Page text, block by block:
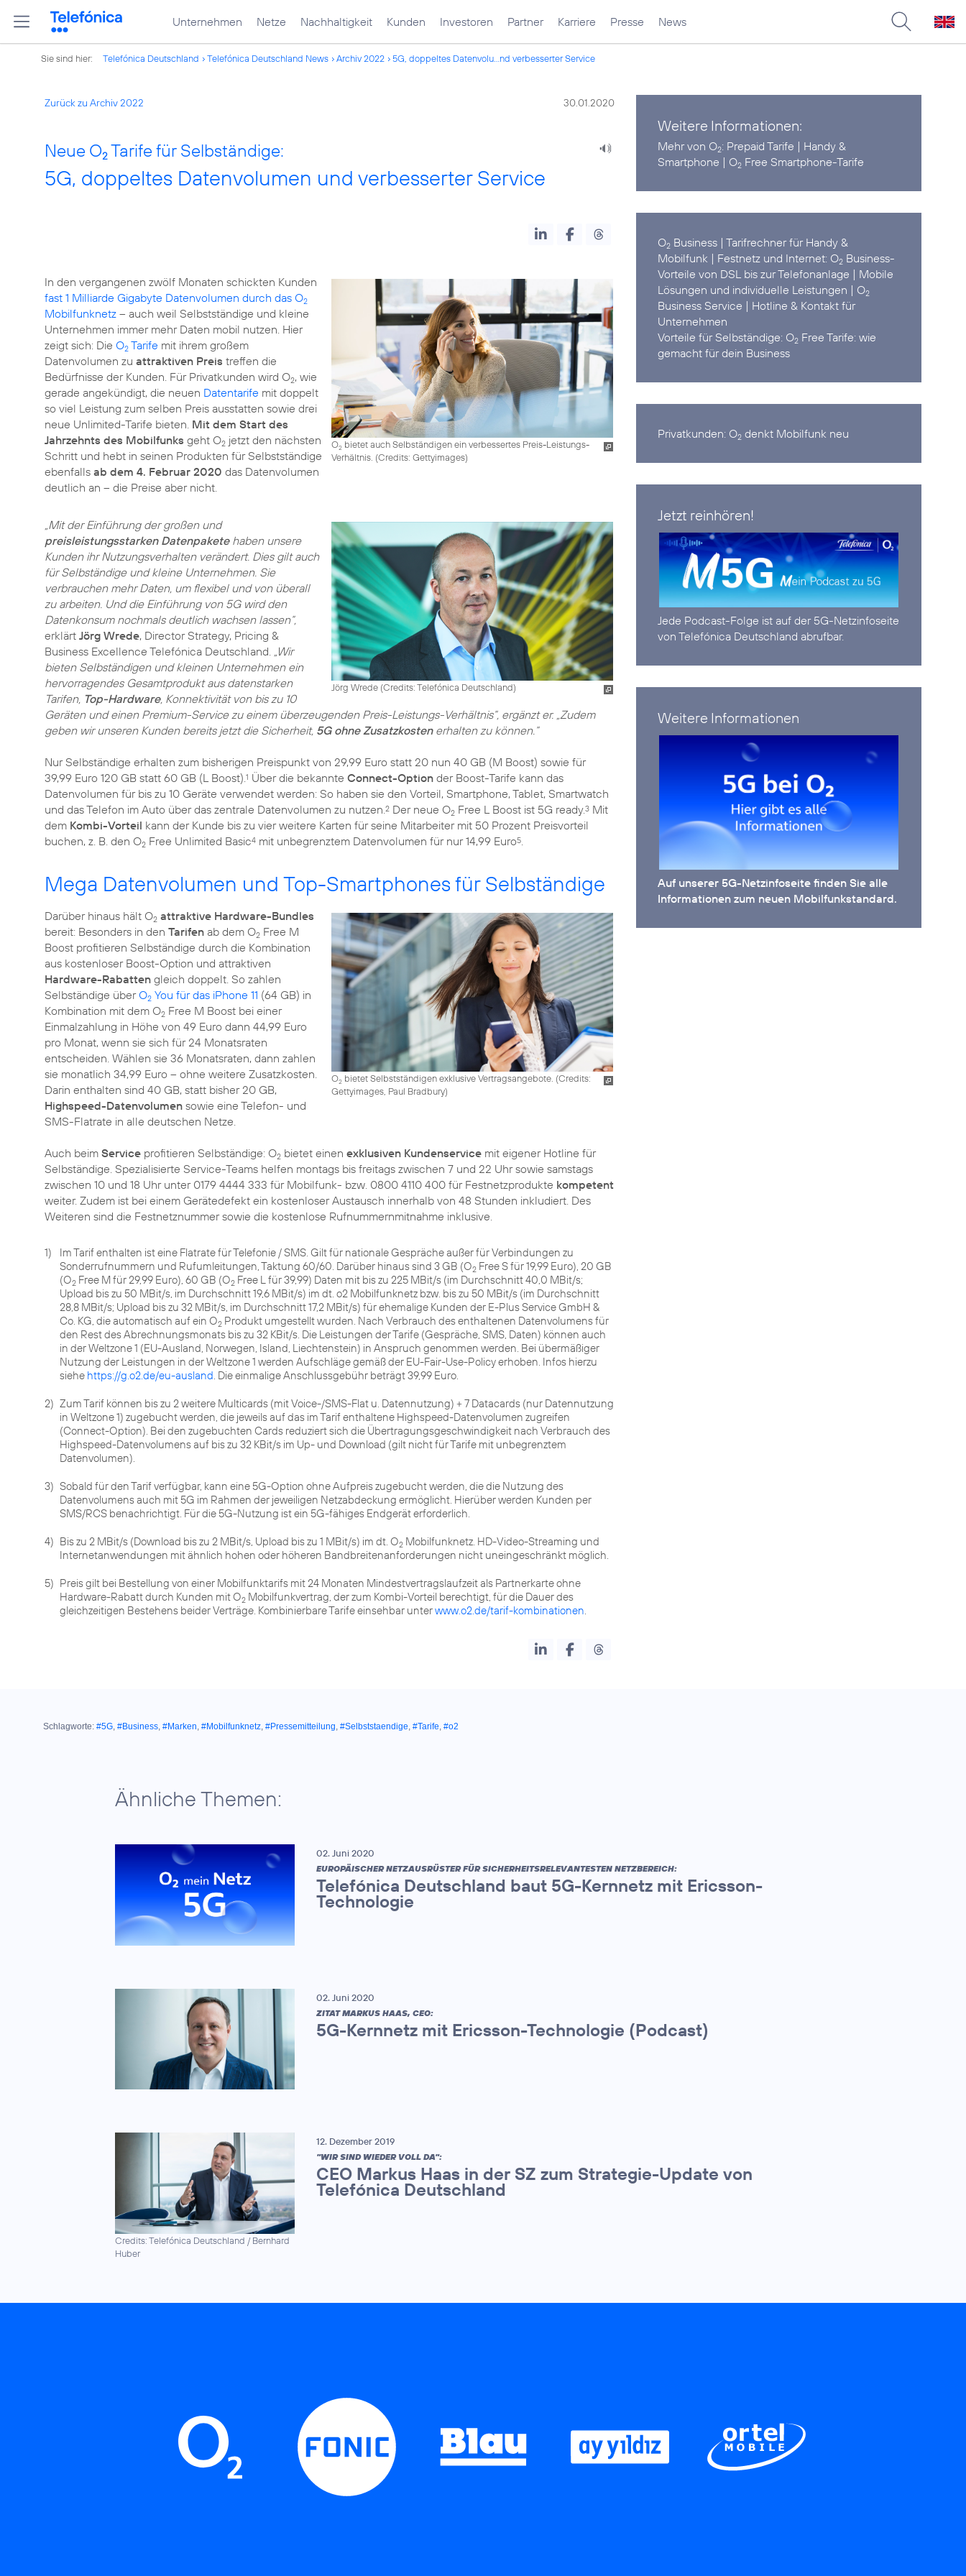
Unternehmen Netze Nachhaltigkeit Kunden Investoren Partner Karriere Presse News
Sie sind hier: Telefónica Deutschland Telefónica Deutschland News Archiv 2022 5G, doppeltes Datenvolu...nd verbesserter Service
Zurück zu Archiv 2022 30.01.2020
Neue O2 Tarife für Selbständige:
5G, doppeltes Datenvolumen und verbesserter Service
O2bietet auch Selbständigen ein verbessertes Preis-Leistungs-
Verhältnis. (Credits: Gettyimages)
In den vergangenen zwölf Monaten schickten Kunden
fast 1 Milliarde Gigabyte Datenvolumen durch das O2
Mobilfunknetz – auch weil Selbstständige und kleine
Unternehmen immer mehr Daten mobil nutzen. Hier
zeigt sich: Die O2 Tarife mit ihrem großem
Datenvolumen zu attraktiven Preis treffen die
Bedürfnisse der Kunden. Für Privatkunden wird O2, wie
gerade angekündigt, die neuen Datentarife mit doppelt
so viel Leistung zum selben Preis ausstatten sowie drei
neue Unlimited-Tarife bieten. Mit dem Start des
Jahrzehnts des Mobilfunks geht O2 jetzt den nächsten
Schritt und hebt in seinen Produkten für Selbstständige
ebenfalls ab dem 4. Februar 2020 das Datenvolumen
deutlich an – die Preise aber nicht.
Jörg Wrede (Credits: Telefónica Deutschland)
„Mit der Einführung der großen und
preisleistungsstarken Datenpaketehaben unsere
Kunden ihr Nutzungsverhalten verändert. Dies gilt auch
für Selbständige und kleine Unternehmen. Sie
verbrauchen mehr Daten, um flexibel und von überall
zu arbeiten. Und die Einführung von 5Gwird den
Datenkonsum nochmals deutlich wachsen lassen“,
erklärt Jörg Wrede, Director Strategy, Pricing &
Business Excellence Telefónica Deutschland. „Wir
bieten Selbständigen und kleinen Unternehmen ein
hervorragendes Gesamtprodukt aus datenstarken
Tarifen, Top-Hardware, Konnektivität von bis zu 10
Geräten und einen Premium-Service zu einem überzeugenden Preis-Leistungs-Verhältnis“, ergänzt er. „Zudem
geben wir unseren Kunden bereits jetzt die Sicherheit, 5G ohne Zusatzkostenerhalten zu können.“
Nur Selbständige erhalten zum bisherigen Preispunkt von 29,99 Euro statt 20 nun 40 GB (M Boost) sowie für
39,99 Euro 120 GB statt 60 GB (L Boost).1 Über die bekannte Connect-Option der Boost-Tarife kann das
Datenvolumen für bis zu 10 Geräte verwendet werden: So haben sie den Vorteil, Smartphone, Tablet, Smartwatch
und das Telefon im Auto über das zentrale Datenvolumen zu nutzen.2 Der neue O2 Free L Boost ist 5G ready.3 Mit
dem Kombi-Vorteil kann der Kunde bis zu vier weitere Karten für seine Mitarbeiter mit 50 Prozent Preisvorteil
buchen, z. B. den O2 Free Unlimited Basic4 mit unbegrenztem Datenvolumen für nur 14,99 Euro5.
Mega Datenvolumen und Top-Smartphones für Selbständige
O2bietet Selbstständigen exklusive Vertragsangebote. (Credits:
Gettyimages, Paul Bradbury)
Darüber hinaus hält O2 attraktive Hardware-Bundles
bereit: Besonders in den Tarifen ab dem O2 Free M
Boost profitieren Selbständige durch die Kombination
aus kostenloser Boost-Option und attraktiven
Hardware-Rabatten gleich doppelt. So zahlen
Selbständige überO2 You für das iPhone 11 (64 GB) in
Kombination mit dem O2 Free M Boost bei einer
Einmalzahlung in Höhe von 49 Euro dann 44,99 Euro
pro Monat, wenn sie sich für 24 Monatsraten
entscheiden. Wählen sie 36 Monatsraten, dann zahlen
sie monatlich 34,99 Euro – ohne weitere Zusatzkosten.
Darin enthalten sind 40 GB, statt bisher 20 GB,
Highspeed-Datenvolumen sowie eine Telefon- und
SMS-Flatrate in alle deutschen Netze.
Auch beim Service profitieren Selbständige: O2 bietet einen exklusiven Kundenservice mit eigener Hotline für
Selbständige. Spezialisierte Service-Teams helfen montags bis freitags zwischen 7 und 22 Uhr sowie samstags
zwischen 10 und 18 Uhr unter 0179 4444 333 für Mobilfunk- bzw. 0800 4110 400 für Festnetzprodukte kompetent
weiter. Zudem ist bei einem Gerätedefekt ein kostenloser Austausch innerhalb von 48 Stunden inkludiert. Des
Weiteren sind die Festnetznummer sowie die kostenlose Rufnummernmitnahme inklusive.
1)
Im Tarif enthalten ist eine Flatrate für Telefonie / SMS. Gilt für nationale Gespräche außer für Verbindungen zu
Sonderrufnummern und Rufumleitungen, Taktung 60/60. Darüber hinaus sind 3 GB (O2 Free S für 19,99 Euro), 20 GB
(O2 Free M für 29,99 Euro), 60 GB (O2 Free L für 39,99) Daten mit bis zu 225 MBit/s (im Durchschnitt 40,0 MBit/s;
Upload bis zu 50 MBit/s, im Durchschnitt 19,6 MBit/s) im dt. o2 Mobilfunknetz bzw. bis zu 50 MBit/s (im Durchschnitt
28,8 MBit/s; Upload bis zu 32 MBit/s, im Durchschnitt 17,2 MBit/s) für ehemalige Kunden der E-Plus Service GmbH &
Co. KG, die automatisch auf ein O2 Produkt umgestellt wurden. Nach Verbrauch des enthaltenen Datenvolumens für
den Rest des Abrechnungsmonats bis zu 32 KBit/s. Die Leistungen der Tarife (Gespräche, SMS, Daten) können auch
in der Weltzone 1 (EU-Ausland, Norwegen, Island, Liechtenstein) in Anspruch genommen werden. Bei übermäßiger
Nutzung der Leistungen in der Weltzone 1 werden Aufschläge gemäß der EU-Fair-Use-Policy erhoben. Infos hierzu
siehe https://g.o2.de/eu-ausland. Die einmalige Anschlussgebühr beträgt 39,99 Euro.
2) Zum Tarif können bis zu 2 weitere Multicards (mit Voice-/SMS-Flat u. Datennutzung) + 7 Datacards (nur Datennutzung
in Weltzone 1) zugebucht werden, die jeweils auf das im Tarif enthaltene Highspeed-Datenvolumen zugreifen
(Connect-Option). Bei den zugebuchten Cards reduziert sich die Übertragungsgeschwindigkeit nach Verbrauch des
Highspeed-Datenvolumens auf bis zu 32 KBit/s im Up- und Download (gilt nicht für Tarife mit unbegrenztem
3) Sobald für den Tarif verfügbar, kann eine 5G-Option ohne Aufpreis zugebucht werden, die die Nutzung des
Datenvolumens auch mit 5G im Rahmen der jeweiligen Netzabdeckung ermöglicht. Hierüber werden Kunden per
SMS/RCS benachrichtigt. Für die 5G-Nutzung ist ein 5G-fähiges Endgerät erforderlich.
4) Bis zu 2 MBit/s (Download bis zu 2 MBit/s, Upload bis zu 1 MBit/s) im dt. O2 Mobilfunknetz. HD-Video-Streaming und
Internetanwendungen mit ähnlich hohen oder höheren Bandbreitenanforderungen nicht uneingeschränkt möglich.
5) Preis gilt bei Bestellung von einer Mobilfunktarifs mit 24 Monaten Mindestvertragslaufzeit als Partnerkarte ohne
Hardware-Rabatt durch Kunden mit O2 Mobilfunkvertrag, der zum Kombi-Vorteil berechtigt, für die Dauer des
gleichzeitigen Bestehens beider Verträge. Kombinierbare Tarife einsehbar unterwww.o2.de/tarif-kombinationen
Weitere Informationen:
Mehr von O2: Prepaid Tarife | Handy &
Smartphone | O2 Free Smartphone-Tarife
O2 Business |Tarifrechner für Handy &
Mobilfunk | Festnetz und Internet: O2 Business-
Vorteile von DSL bis zur Telefonanlage | Mobile
Lösungen und individuelle Leistungen | O2
Business Service | Hotline & Kontakt für
Unternehmen
Vorteile für Selbständige: O2 Free Tarife: wie
gemacht für dein Business
Privatkunden: O2 denkt Mobilfunk neu
Jetzt reinhören!
Jede Podcast-Folge ist auf der 5G-Netzinfoseite
von Telefónica Deutschland abrufbar.
Weitere Informationen
Auf unserer 5G-Netzinfoseite finden Sie alle
Informationen zum neuen Mobilfunkstandard.
Schlagworte: #5G, #Business, #Marken, #Mobilfunknetz, #Pressemitteilung, #Selbststaendige, #Tarife, #o2
Ähnliche Themen:
02. Juni 2020
EUROPÄISCHER NETZAUSRÜSTER FÜR SICHERHEITSRELEVANTESTEN NETZBEREICH:
Telefónica Deutschland baut 5G-Kernnetz mit Ericsson-
Technologie
02. Juni 2020
ZITAT MARKUS HAAS, CEO:
5G-Kernnetz mit Ericsson-Technologie (Podcast)
Credits: Telefónica Deutschland / Bernhard
Huber
12. Dezember 2019
"WIR SIND WIEDER VOLL DA":
CEO Markus Haas in der SZ zum Strategie-Update von
Telefónica Deutschland